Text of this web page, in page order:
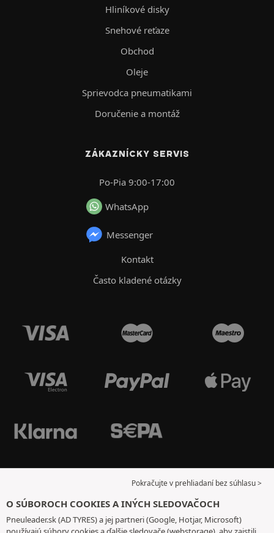
Hliníkové disky
Snehové reťaze
Obchod
Oleje
Sprievodca pneumatikami
Doručenie a montáž
ZÁKAZNÍCKY SERVIS
Po-Pia 9:00-17:00
WhatsApp
Messenger
Kontakt
Často kladené otázky
Pokračujte v prehliadaní bez súhlasu >
O SÚBOROCH COOKIES A INÝCH SLEDOVAČOCH
Pneuleader.sk (AD TYRES) a jej partneri (Google, Hotjar, Microsoft)